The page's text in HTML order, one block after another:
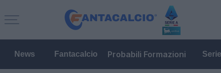
News Fantacalcio Probabili Formazioni